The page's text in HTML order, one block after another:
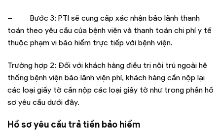
– Bước 3: PTI sẽ cung cấp xác nhận bảo lãnh thanh
toán theo yêu cầu của bệnh viện và thanh toán chi phí y tế
thuộc phạm vi bảo hiểm trực tiếp với bệnh viện.
Trường hợp 2: Đối với khách hàng điều trị nội trú ngoài hệ
thống bệnh viện bảo lãnh viện phí, khách hàng cần nộp lại
các loại giấy tờ cần nộp các loại giấy tờ như trong phần hồ
sơ yêu cầu dưới đây.
Hồ sơ yêu cầu trả tiền bảo hiểm